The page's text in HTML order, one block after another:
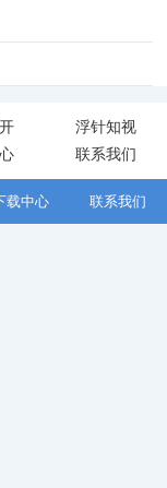
浮针知视
联系我们
载中心 联系我们